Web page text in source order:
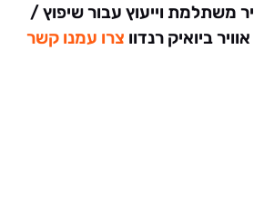
משתלמת וייעוץ עבור שיפוץ /
ביואיק רנדוו צרו עמנו קשר